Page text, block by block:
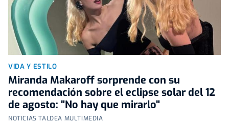
VIDA Y ESTILO
Miranda Makaroff sorprende con su
recomendación sobre el eclipse solar del 12
de agosto: "No hay que mirarlo"
NOTICIAS TALDEA MULTIMEDIA